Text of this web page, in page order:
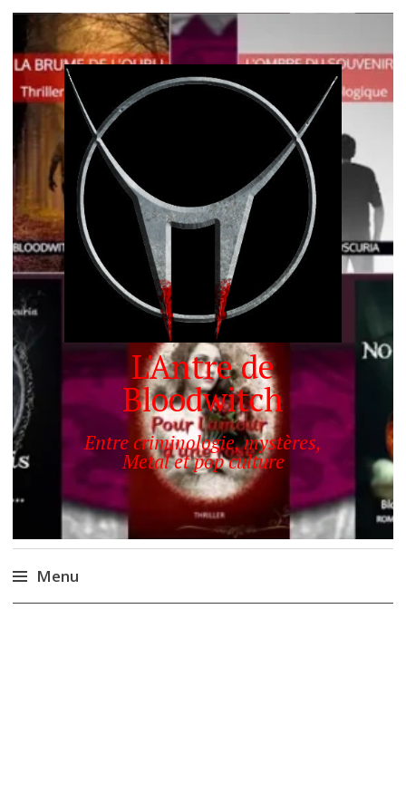
L'Antre de
Bloodwitch
Entre criminologie, mystères,
Metal et pop culture
Menu